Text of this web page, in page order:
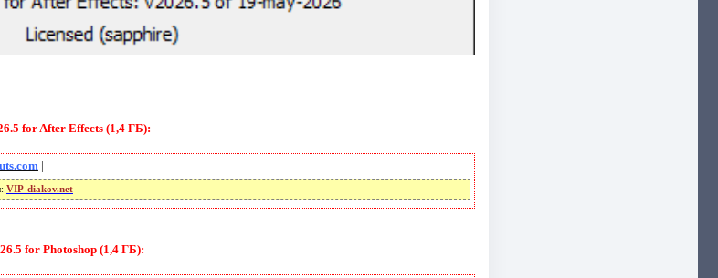
for After Effects (1,4 ГБ):
|
VIP-diakov.net
for Photoshop (1,4 ГБ):